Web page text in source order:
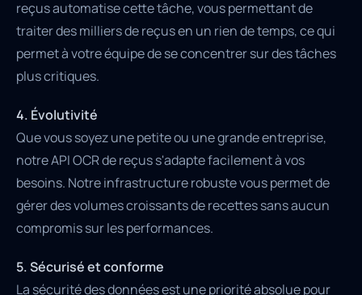
reçus automatise cette tâche, vous permettant de
traiter des milliers de reçus en un rien de temps, ce qui
permet à votre équipe de se concentrer sur des tâches
plus critiques.
4. Évolutivité
Que vous soyez une petite ou une grande entreprise,
notre API OCR de reçus s'adapte facilement à vos
besoins. Notre infrastructure robuste vous permet de
gérer des volumes croissants de recettes sans aucun
compromis sur les performances.
5. Sécurisé et conforme
La sécurité des données est une priorité absolue pour